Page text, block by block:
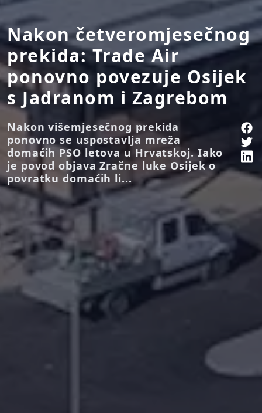
Nakon četveromjesečnog
prekida: Trade Air
ponovno povezuje Osijek
s Jadranom i Zagrebom
Nakon višemjesečnog prekida
ponovno se uspostavlja mreža
domaćih PSO letova u Hrvatskoj. Iako
je povod objava Zračne luke Osijek o
povratku domaćih li...